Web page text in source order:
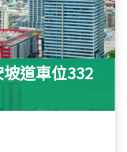
道車位332